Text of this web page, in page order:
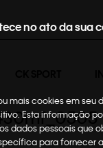
no ato da sua
mais cookies em seu
Esta informação
dados pessoais que
para fornecer